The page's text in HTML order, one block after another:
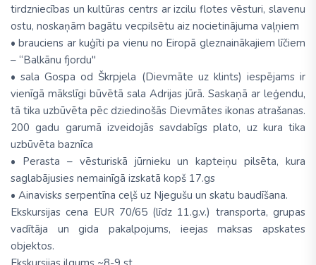
tirdzniecības un kultūras centrs ar izcilu flotes vēsturi, slavenu
ostu, noskaņām bagātu vecpilsētu aiz nocietinājuma vaļņiem
• brauciens ar kuģīti pa vienu no Eiropā gleznainākajiem līčiem
– “Balkānu fjordu"
• sala Gospa od Škrpjela (Dievmāte uz klints) iespējams ir
vienīgā mākslīgi būvētā sala Adrijas jūrā. Saskaņā ar leģendu,
tā tika uzbūvēta pēc dziedinošās Dievmātes ikonas atrašanas.
200 gadu garumā izveidojās savdabīgs plato, uz kura tika
uzbūvēta baznīca
• Perasta – vēsturiskā jūrnieku un kapteiņu pilsēta, kura
saglabājusies nemainīgā izskatā kopš 17.gs
• Ainavisks serpentīna ceļš uz Njegušu un skatu baudīšana.
Ekskursijas cena EUR 70/65 (līdz 11.g.v.) transporta, grupas
vadītāja un gida pakalpojums, ieejas maksas apskates
objektos.